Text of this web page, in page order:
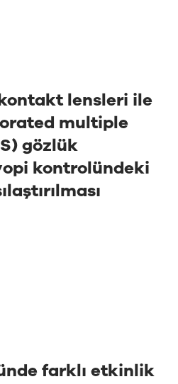
lensleri ile
multiple
gözlük
kontrolündeki
farklı etkinlik